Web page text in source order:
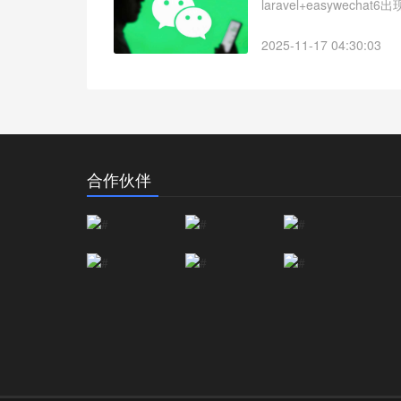
laravel+easywechat6出
2025-11-17 04:30:03
合作伙伴